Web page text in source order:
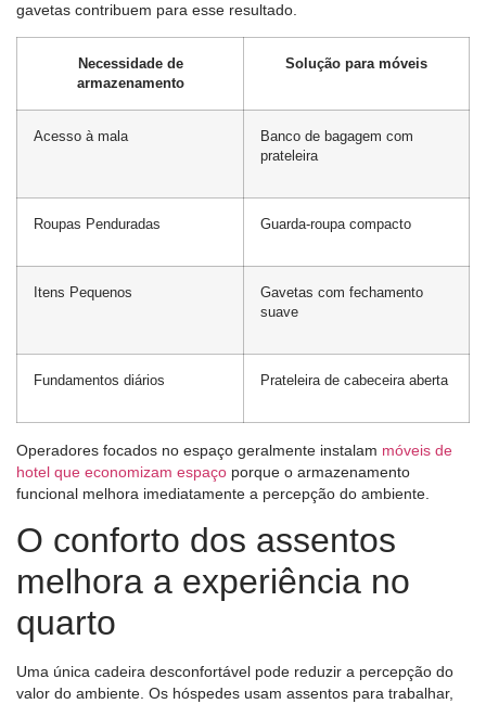
gavetas contribuem para esse resultado.
Necessidade de
armazenamento
Solução para móveis
Acesso à mala
Banco de bagagem com
prateleira
Roupas Penduradas Guarda-roupa compacto
Itens Pequenos
Gavetas com fechamento
suave
Fundamentos diários Prateleira de cabeceira aberta
Operadores focados no espaço geralmente instalam móveis de
hotel que economizam espaço porque o armazenamento
funcional melhora imediatamente a percepção do ambiente.
O conforto dos assentos
melhora a experiência no
quarto
Uma única cadeira desconfortável pode reduzir a percepção do
valor do ambiente. Os hóspedes usam assentos para trabalhar,